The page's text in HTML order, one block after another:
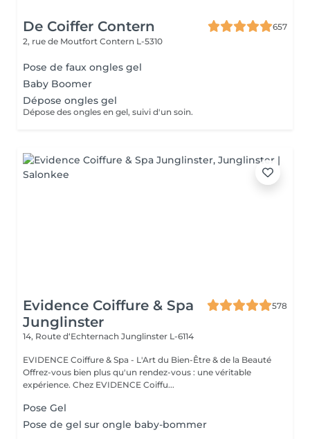
De Coiffer Contern
657
2, rue de Moutfort Contern L-5310
Pose de faux ongles gel
Baby Boomer
Dépose ongles gel
Dépose des ongles en gel, suivi d'un soin.
Evidence Coiffure & Spa
Junglinster
578
14, Route d‘Echternach Junglinster L-6114
EVIDENCE Coiffure & Spa - L'Art du Bien-Être & de la Beauté
Offrez-vous bien plus qu'un rendez-vous : une véritable
expérience. Chez EVIDENCE Coiffu...
Pose Gel
Pose de gel sur ongle baby-bommer